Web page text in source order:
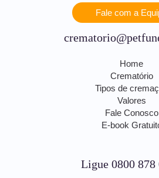
Fale com a
Home
Crematório
Tipos de
Valores
Fale Conosco
E-book
Ligue 0800 878